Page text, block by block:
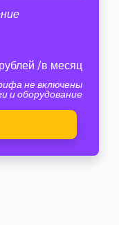
рублей /в месяц
не включены
и оборудование